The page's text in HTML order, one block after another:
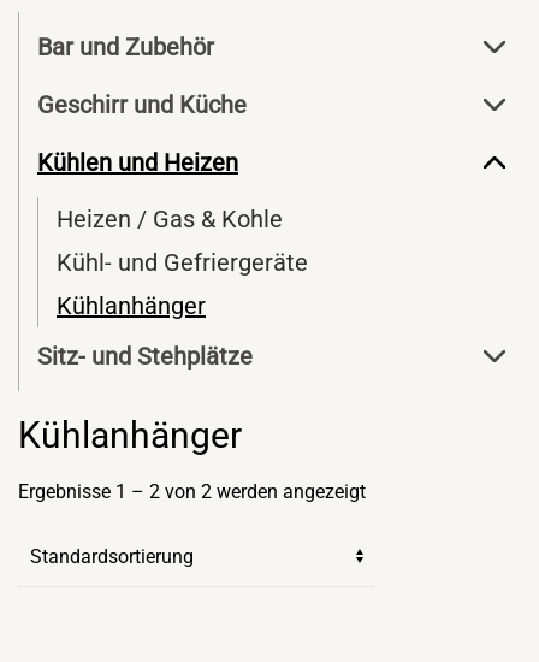
Bar und Zubehör
Geschirr und Küche
Kühlen und Heizen
Heizen / Gas & Kohle
Kühl- und Gefriergeräte
Kühlanhänger
Sitz- und Stehplätze
Kühlanhänger
Ergebnisse 1 – 2 von 2 werden angezeigt